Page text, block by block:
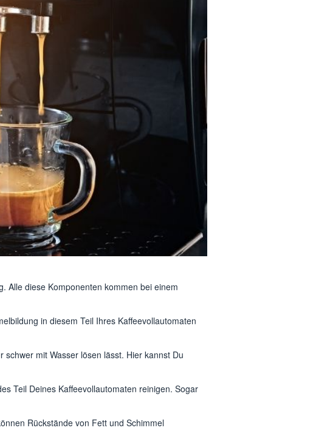
Alle diese Komponenten kommen bei einem
in diesem Teil Ihres Kaffeevollautomaten
mit Wasser lösen lässt. Hier kannst Du
Teil Deines Kaffeevollautomaten reinigen. Sogar
Rückstände von Fett und Schimmel